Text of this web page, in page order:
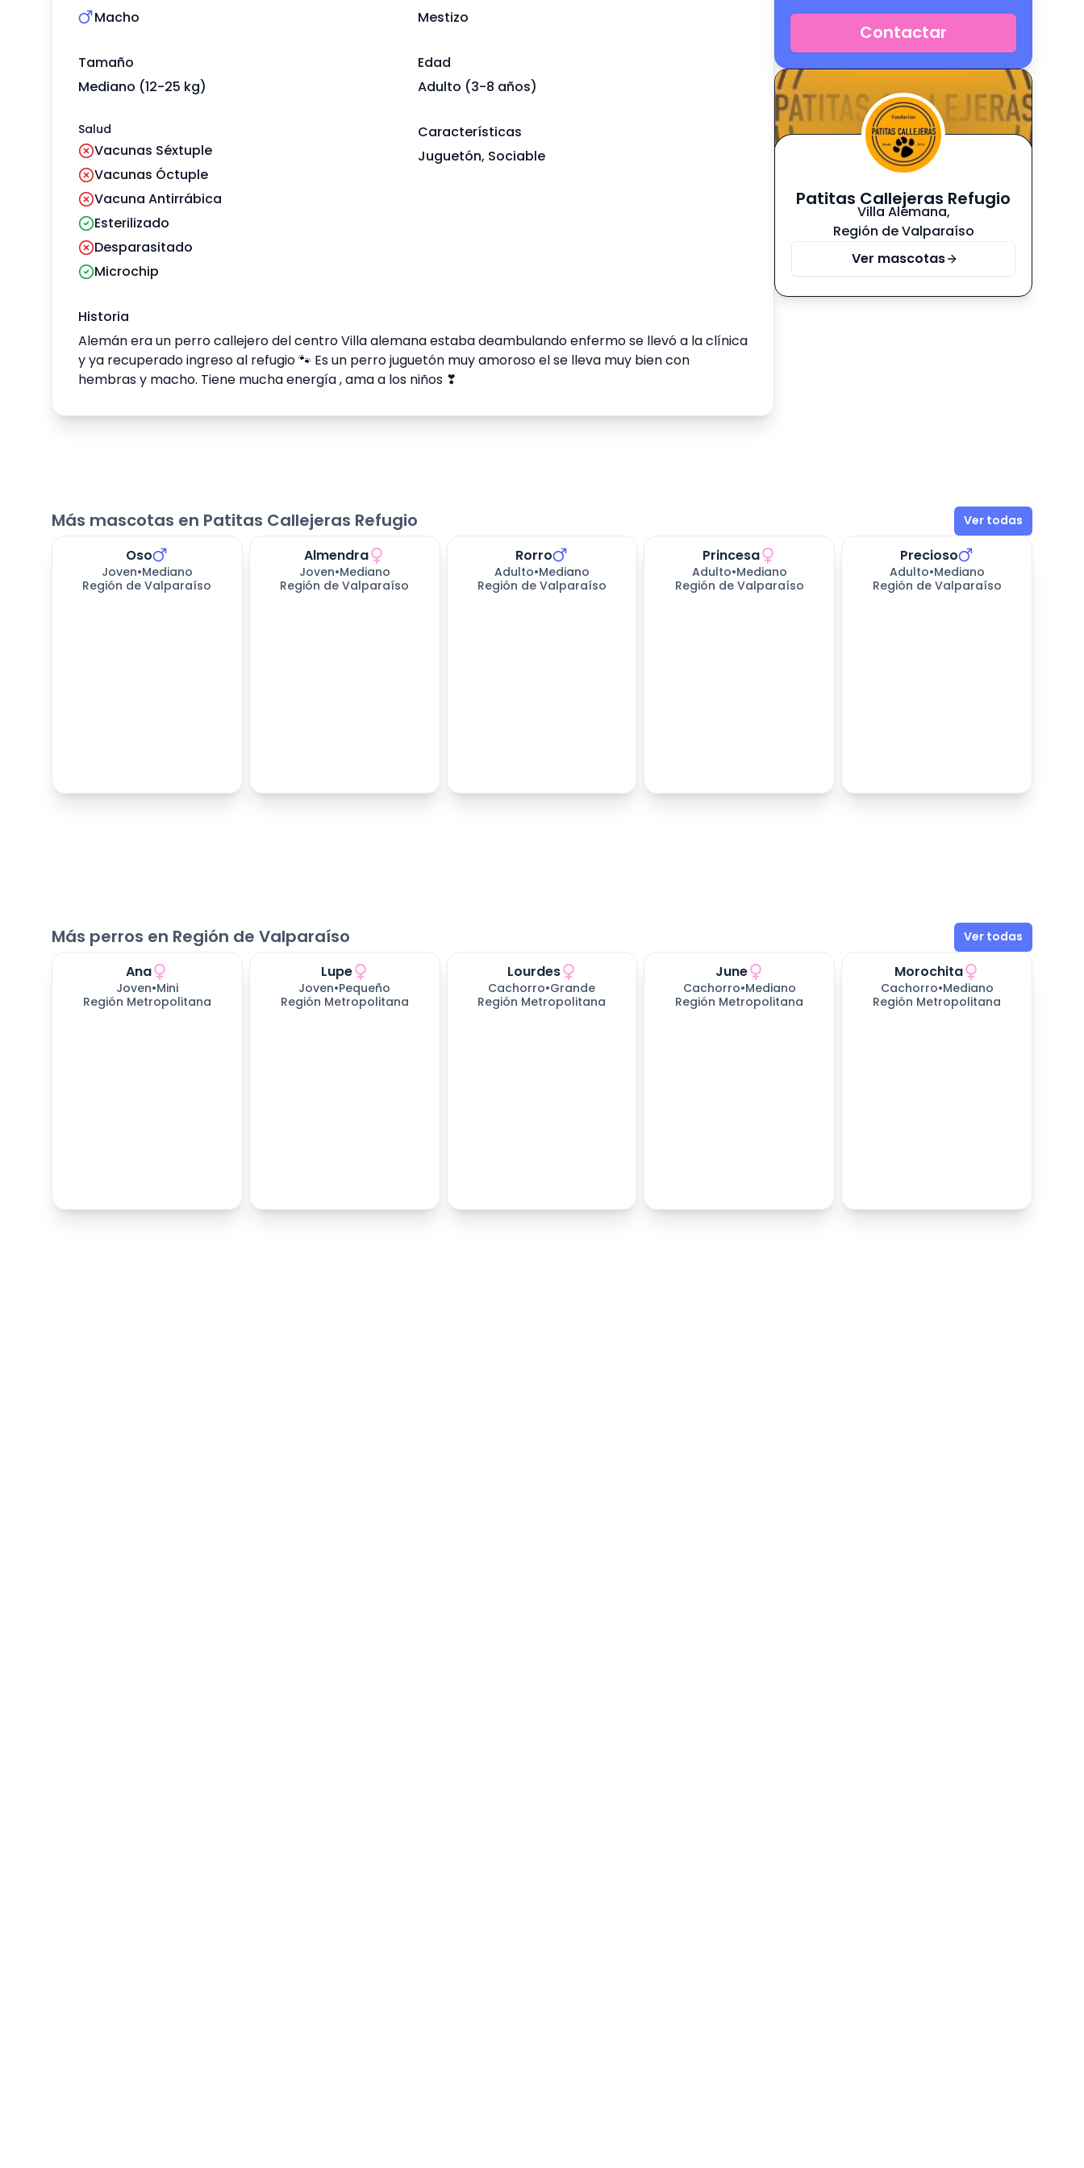
Macho
Mestizo
Tamaño
Mediano (12-25 kg)
Edad
Adulto (3-8 años)
Salud
Vacunas Séxtuple
Vacunas Óctuple
Vacuna Antirrábica
Esterilizado
Desparasitado
Microchip
Características
Juguetón, Sociable
Historia
Alemán era un perro callejero del centro Villa alemana estaba deambulando enfermo se llevó a la clínica
y ya recuperado ingreso al refugio 🐾 Es un perro juguetón muy amoroso el se lleva muy bien con
hembras y macho. Tiene mucha energía , ama a los niños ❣
Contactar
Patitas Callejeras Refugio
Villa Alemana,
Región de Valparaíso
Ver mascotas
Más mascotas en Patitas Callejeras Refugio Ver todas
días esperando
Oso
Joven•Mediano
Región de Valparaíso
días esperando
Almendra
Joven•Mediano
Región de Valparaíso
días esperando
Rorro
Adulto•Mediano
Región de Valparaíso
días esperando
Princesa
Adulto•Mediano
Región de Valparaíso
días esperando
Precioso
Adulto•Mediano
Región de Valparaíso
Más perros en Región de Valparaíso Ver todas
Ana
Joven•Mini
Región Metropolitana
Lupe
Joven•Pequeño
Región Metropolitana
Lourdes
Cachorro•Grande
Región Metropolitana
June
Cachorro•Mediano
Región Metropolitana
Morochita
Cachorro•Mediano
Región Metropolitana